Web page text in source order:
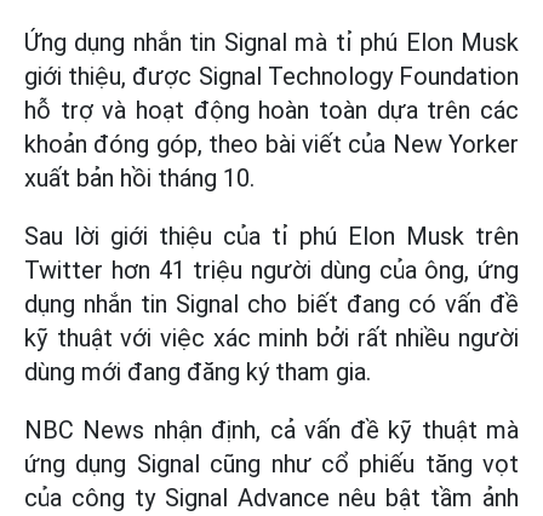
Ứng dụng nhắn tin Signal mà tỉ phú Elon Musk
giới thiệu, được Signal Technology Foundation
hỗ trợ và hoạt động hoàn toàn dựa trên các
khoản đóng góp, theo bài viết của New Yorker
xuất bản hồi tháng 10.
Sau lời giới thiệu của tỉ phú Elon Musk trên
Twitter hơn 41 triệu người dùng của ông, ứng
dụng nhắn tin Signal cho biết đang có vấn đề
kỹ thuật với việc xác minh bởi rất nhiều người
dùng mới đang đăng ký tham gia.
NBC News nhận định, cả vấn đề kỹ thuật mà
ứng dụng Signal cũng như cổ phiếu tăng vọt
của công ty Signal Advance nêu bật tầm ảnh